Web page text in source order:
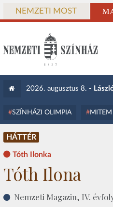
NEMZETI MOST
2026. augusztus 8. -
SZÍNHÁZI OLIMPIA MITEM
HÁTTÉR
Tóth Ilonka
Tóth Ilona
Nemzeti Magazin, IV.